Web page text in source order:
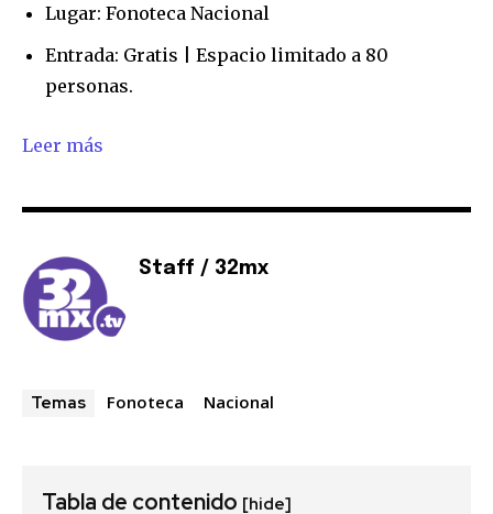
suscriptores y sé parte de la
conversación.
Para suscribirte, solo escribe tu dirección de correo eletrónico
y da click en el botón de "suscribir". No te preocupes,
respetamos tu privacidad y no enviaremos correo basura a tu
SUSCRIBIR
Lugar: Fonoteca Nacional
Entrada: Gratis | Espacio limitado a 80
personas.
Leer más
Staff / 32mx
Temas Fonoteca Nacional
Tabla de contenido [hide]